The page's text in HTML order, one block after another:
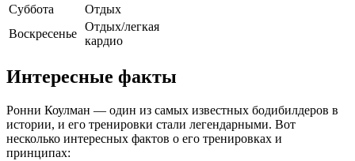
Суббота
Отдых
Воскресенье
Отдых/легкая
кардио
Интересные факты
Ронни Коулман — один из самых известных бодибилдеров в
истории, и его тренировки стали легендарными. Вот
несколько интересных фактов о его тренировках и
принципах: